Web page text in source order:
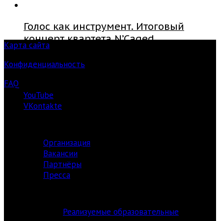
Голос как инструмент. Итоговый
концерт квартета N’Caged
Карта сайта
Конфиденциальность
FAQ
YouTube
VKontakte
Организация
Вакансии
Партнёры
Пресса
Реализуемые образовательные